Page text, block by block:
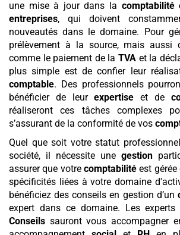
une mise à jour dans la
entreprises, qui doivent
nouveautés dans le domaine. Pour
prélèvement à la source, mais aussi
comme le paiement de la TVA et la
plus simple est de confier leur
comptable. Des professionnels
bénéficier de leurexpertise et de
réaliseront ces tâches complexes
s’assurant de la conformité de vos
Quel que soit votre statut
société, il nécessite une gestion
assurer que votrecomptabilité est
spécificités liées à votre domaine
bénéficiez des conseils en gestion d’un
expert dans ce domaine. Les experts
Conseils sauront vous accompagner